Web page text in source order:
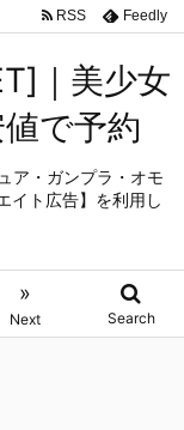
｜美少女
で予約
ア・ガンプラ・オモ
イト広告】を利用し
»
Next Search
RSS Feedly